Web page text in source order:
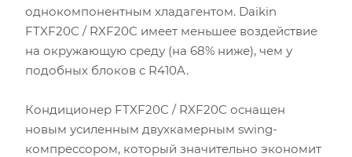
однокомпонентным хладагентом. Daikin
FTXF20C / RXF20C имеет меньшее воздействие
на окружающую среду (на 68% ниже), чем у
подобных блоков с R410A.
Кондиционер FTXF20C / RXF20C оснащен
новым усиленным двухкамерным swing-
компрессором, который значительно экономит